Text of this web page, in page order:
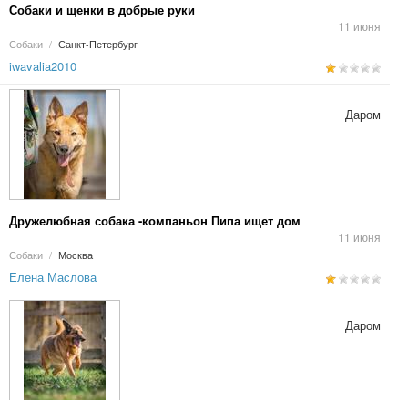
Собаки и щенки в добрые руки
11 июня
Собаки / Санкт-Петербург
iwavalia2010
Дружелюбная собака -компаньон Пипа ищет дом
11 июня
Собаки / Москва
Даром
Елена Маслова
Даром